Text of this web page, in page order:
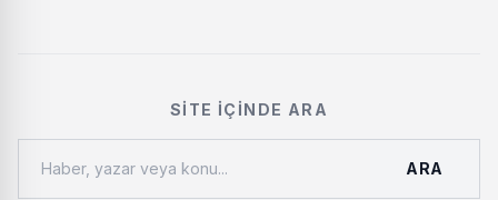
SITE İÇINDE ARA
ARA